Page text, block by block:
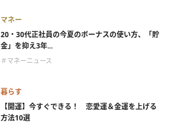
マネー
20・30代正社員の今夏のボーナスの使い方、「貯
金」を抑え3年...
＃マネーニュース
暮らす
【開運】今すぐできる！ 恋愛運＆金運を上げる
方法10選